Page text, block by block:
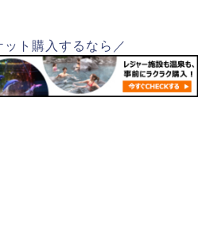
ット購入するなら／